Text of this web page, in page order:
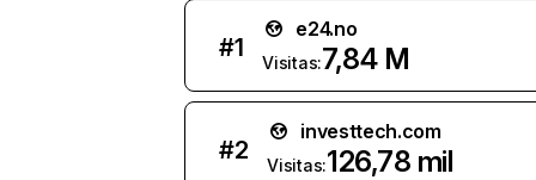
#1
e24.no
Visitas:7,84 M
#2
investtech.com
Visitas:126,78 mil